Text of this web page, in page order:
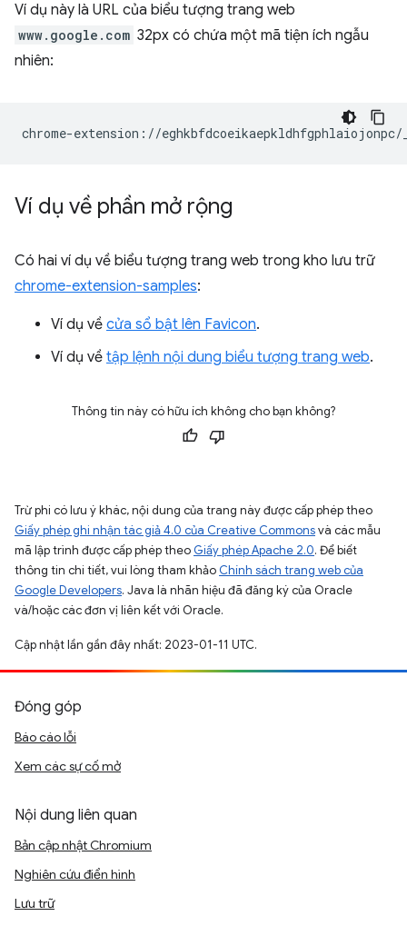
Ví dụ này là URL của biểu tượng trang web
www.google.com 32px có chứa một mã tiện ích ngẫu
nhiên:
Ví dụ về phần mở rộng
Có hai ví dụ về biểu tượng trang web trong kho lưu trữ
chrome-extension-samples:
Ví dụ về cửa sổ bật lên Favicon.
Ví dụ về tập lệnh nội dung biểu tượng trang web.
Thông tin này có hữu ích không cho bạn không?
Trừ phi có lưu ý khác, nội dung của trang này được cấp phép theo
Giấy phép ghi nhận tác giả 4.0 của Creative Commonsvà các mẫu
mã lập trình được cấp phép theo Giấy phép Apache 2.0. Để biết
thông tin chi tiết, vui lòng tham khảo Chính sách trang web của
Google Developers. Java là nhãn hiệu đã đăng ký của Oracle
và/hoặc các đơn vị liên kết với Oracle.
Cập nhật lần gần đây nhất: 2023-01-11 UTC.
Đóng góp
Báo cáo lỗi
Xem các sự cố mở
Nội dung liên quan
Bản cập nhật Chromium
Nghiên cứu điển hình
Lưu trữ